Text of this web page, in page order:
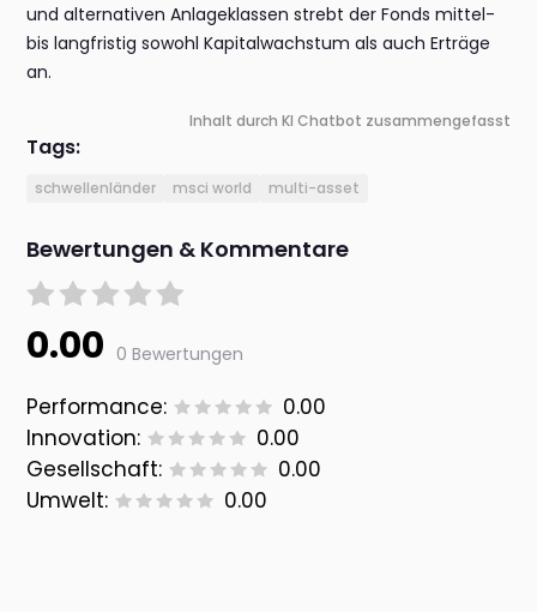
und alternativen Anlageklassen strebt der Fonds mittel-
bis langfristig sowohl Kapitalwachstum als auch Erträge
an.
Inhalt durch KI Chatbot zusammengefasst
Tags:
schwellenländer msci world multi-asset
Bewertungen & Kommentare
0.00 0 Bewertungen
Performance:
0.00
Innovation:
0.00
Gesellschaft:
0.00
Umwelt:
0.00